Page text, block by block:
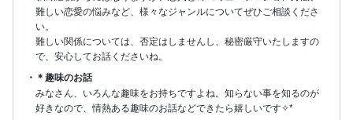
難しい恋愛の悩みなど、様々なジャンルについてぜひご相談くださ
い。
難しい関係については、否定はしませんし、秘密厳守いたしますの
で、安心してお話くださいね。
・＊趣味のお話
みなさん、いろんな趣味をお持ちですよね。知らない事を知るのが
好きなので、情熱ある趣味のお話などできたら嬉しいです✧*